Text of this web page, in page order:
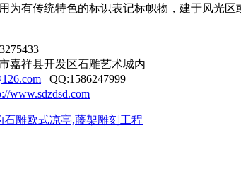
为有传统特色的标识表记标帜物，建于风光
嘉祥县开发区石雕艺术城内
QQ:1586247999
www.sdzdsd.com
石雕欧式凉亭,藤架雕刻工程